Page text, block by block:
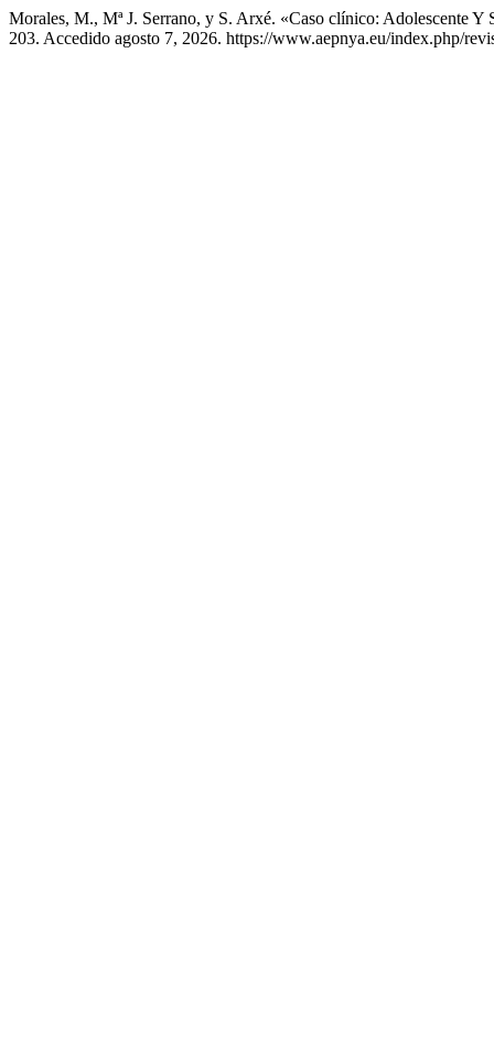
Morales, M., Mª J. Serrano, y S. Arxé. «Caso clínico: Adolescente
203. Accedido agosto 7, 2026. https://www.aepnya.eu/index.php/